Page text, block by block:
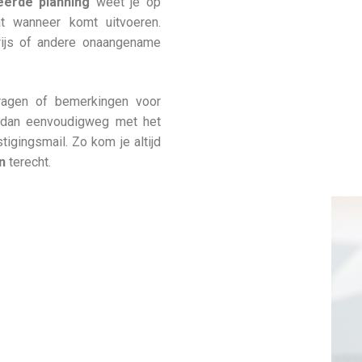
wanneer komt uitvoeren.
of andere onaangename
of bemerkingen voor
eenvoudigweg met het
Zo kom je altijd
terecht.